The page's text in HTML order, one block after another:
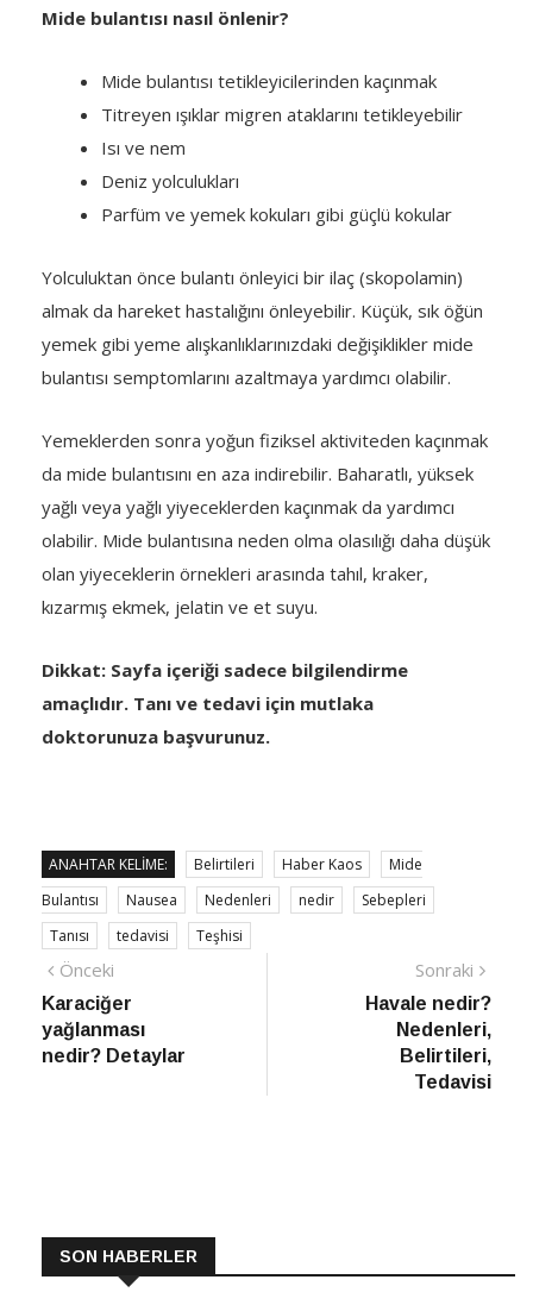
Mide bulantısı nasıl önlenir?
Mide bulantısı tetikleyicilerinden kaçınmak
Titreyen ışıklar migren ataklarını tetikleyebilir
Isı ve nem
Deniz yolculukları
Parfüm ve yemek kokuları gibi güçlü kokular
Yolculuktan önce bulantı önleyici bir ilaç (skopolamin)
almak da hareket hastalığını önleyebilir. Küçük, sık öğün
yemek gibi yeme alışkanlıklarınızdaki değişiklikler mide
bulantısı semptomlarını azaltmaya yardımcı olabilir.
Yemeklerden sonra yoğun fiziksel aktiviteden kaçınmak
da mide bulantısını en aza indirebilir. Baharatlı, yüksek
yağlı veya yağlı yiyeceklerden kaçınmak da yardımcı
olabilir. Mide bulantısına neden olma olasılığı daha düşük
olan yiyeceklerin örnekleri arasında tahıl, kraker,
kızarmış ekmek, jelatin ve et suyu.
Dikkat: Sayfa içeriği sadece bilgilendirme
amaçlıdır. Tanı ve tedavi için mutlaka
doktorunuza başvurunuz.
ANAHTAR KELIME: Belirtileri Haber Kaos
Mide
Bulantısı
Nausea Nedenleri nedir
Sebepleri
Tanısı
tedavisi Teşhisi
Yazı
gezinmesi
Önceki
haber
Karaciğer
yağlanması
nedir? Detaylar
Sonraki
Havale nedir?
Nedenleri,
Belirtileri,
Tedavisi
SON HABERLER